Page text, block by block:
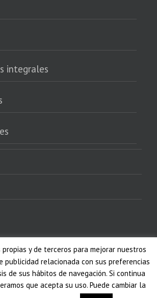
integrales
| Todos los derechos reservados | Diseñado
En Red2 Marketing Online|
y de terceros para mejorar nuestros
publicidad relacionada con sus preferencias
de sus hábitos de navegación. Si continua
que acepta su uso. Puede cambiar la